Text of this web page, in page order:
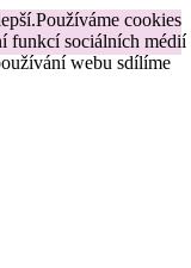
Používáme cookies
funkcí sociálních médií
webu sdílíme